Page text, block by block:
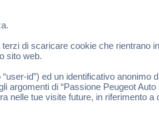
di scaricare cookie che rientrano
sito web.
id”) ed un identificativo
di “Passione Peugeot
nelle tue visite future, in riferimento